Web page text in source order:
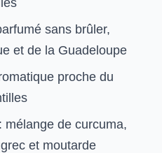
sans brûler,
et de la Guadeloupe
proche du
: mélange de curcuma,
et moutarde